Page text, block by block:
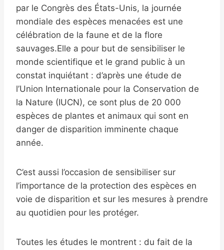
par le Congrès des États-Unis, la journée
mondiale des espèces menacées est une
célébration de la faune et de la flore
sauvages.Elle a pour but de sensibiliser le
monde scientifique et le grand public à un
constat inquiétant : d’après une étude de
l’Union Internationale pour la Conservation de
la Nature (IUCN), ce sont plus de 20 000
espèces de plantes et animaux qui sont en
danger de disparition imminente chaque
année.
C’est aussi l’occasion de sensibiliser sur
l’importance de la protection des espèces en
voie de disparition et sur les mesures à prendre
au quotidien pour les protéger.
Toutes les études le montrent : du fait de la